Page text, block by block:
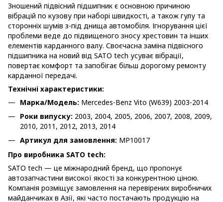
Зношений підвісний підшипник є основною причиною
вібрацій по кузову при наборі швидкості, а також гулу та
сторонніх шумів з-під днища автомобіля. Ігнорування цієї
проблеми веде до підвищеного зносу хрестовин та інших
елементів карданного валу. Своєчасна заміна підвісного
підшипника на новий від SATO tech усуває вібрації,
повертає комфорт та запобігає більш дорогому ремонту
карданної передачі.
Технічні характеристики:
Марка/Модель: Mercedes-Benz Vito (W639) 2003-2014
Роки випуску: 2003, 2004, 2005, 2006, 2007, 2008, 2009,
2010, 2011, 2012, 2013, 2014
Артикул для замовлення: MP10017
Про виробника SATO tech:
SATO tech — це міжнародний бренд, що пропонує
автозапчастини високої якості за конкурентною ціною.
Компанія розміщує замовлення на перевірених виробничих
майданчиках в Азії, які часто постачають продукцію на